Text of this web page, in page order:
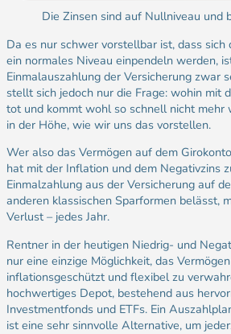
Die Zinsen sind auf Nullniveau und
Da es nur schwer vorstellbar ist, dass sich
ein normales Niveau einpendeln werden,
Einmalauszahlung der Versicherung zwar
stellt sich jedoch nur die Frage: wohin mit
tot und kommt wohl so schnell nicht mehr
in der Höhe, wie wir uns das vorstellen.
Wer also das Vermögen auf dem
hat mit der Inflation und dem Negativzins
Einmalzahlung aus der Versicherung auf
anderen klassischen Sparformen belässt,
Verlust – jedes Jahr.
Rentner in der heutigen Niedrig- und
nur eine einzige Möglichkeit, das
inflationsgeschützt und flexibel zu
hochwertiges Depot, bestehend aus
Investmentfonds und ETFs. Ein
ist eine sehr sinnvolle Alternative, um